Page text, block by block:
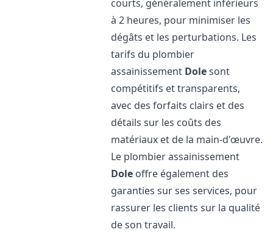
courts, généralement inférieurs
à 2 heures, pour minimiser les
dégâts et les perturbations. Les
tarifs du plombier
assainissement Dolesont
compétitifs et transparents,
avec des forfaits clairs et des
détails sur les coûts des
matériaux et de la main-d'œuvre.
Le plombier assainissement
Dole offre également des
garanties sur ses services, pour
rassurer les clients sur la qualité
de son travail.